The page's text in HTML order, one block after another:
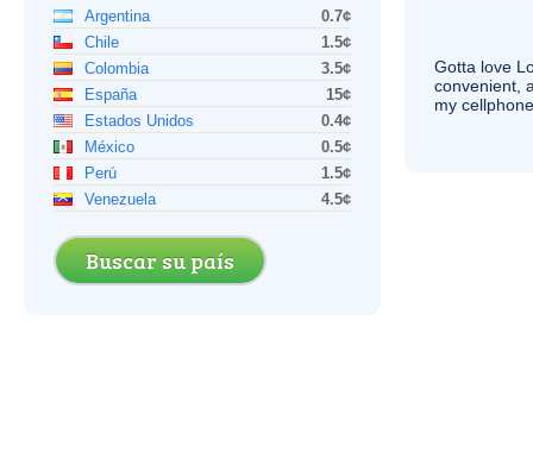
Argentina
0.7¢
Chile
1.5¢
Colombia
3.5¢
España
15¢
Estados Unidos
0.4¢
México
0.5¢
Perú
1.5¢
Venezuela
4.5¢
Buscar su país
Gotta love
convenient,
my